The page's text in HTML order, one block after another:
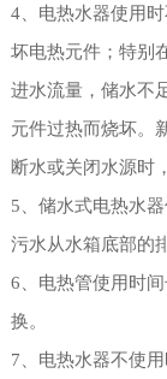
4、电热水器使用
坏电热元件；特别
进水流量，储水不
元件过热而烧坏。
断水或关闭水源时
5、储水式电热水
污水从水箱底部的
6、电热管使用时
换。
7、电热水器不使